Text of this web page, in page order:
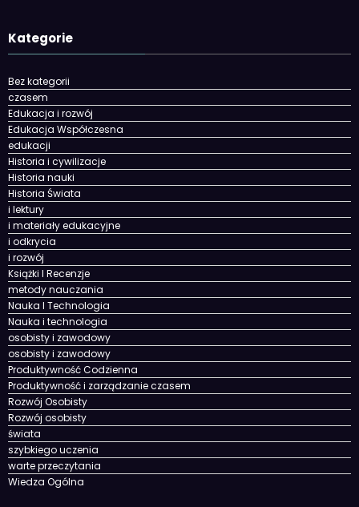
Kategorie
Bez kategorii
czasem
Edukacja i rozwój
Edukacja Współczesna
edukacji
Historia i cywilizacje
Historia nauki
Historia Świata
i lektury
i materiały edukacyjne
i odkrycia
i rozwój
Książki I Recenzje
metody nauczania
Nauka I Technologia
Nauka i technologia
osobisty i zawodowy
osobisty i zawodowy
Produktywność Codzienna
Produktywność i zarządzanie czasem
Rozwój Osobisty
Rozwój osobisty